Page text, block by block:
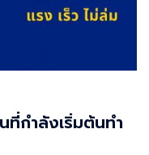
ที่กำลังเริ่มต้นทำ